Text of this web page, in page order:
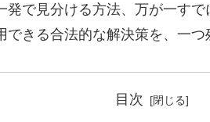
発で見分ける方法、万が一す
できる合法的な解決策を、一つ
目次